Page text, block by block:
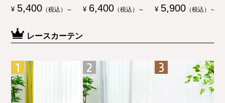
¥ 5,400 （税込）～ ¥ 6,400 （税込）～ ¥ 5,900 （税込）～
レースカーテン